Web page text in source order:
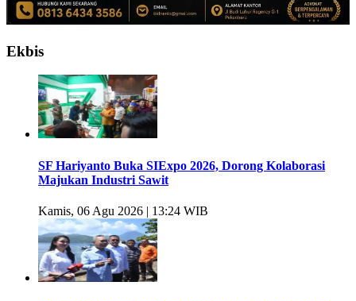
Ekbis
SF Hariyanto Buka SIExpo 2026, Dorong Kolaborasi
Majukan Industri Sawit
Kamis, 06 Agu 2026 | 13:24 WIB